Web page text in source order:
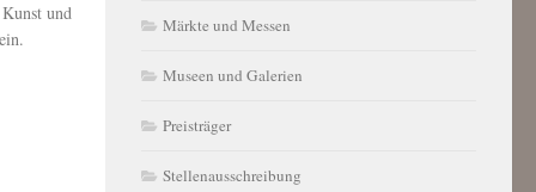
und
Märkte und Messen
Museen und Galerien
Preisträger
Stellenausschreibung